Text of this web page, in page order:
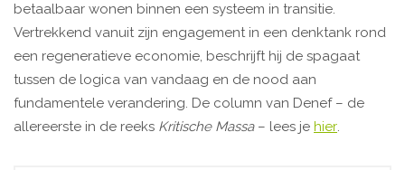
betaalbaar wonen binnen een systeem in transitie.
Vertrekkend vanuit zijn engagement in een denktank rond
een regeneratieve economie, beschrijft hij de spagaat
tussen de logica van vandaag en de nood aan
fundamentele verandering. De column van Denef – de
allereerste in de reeks Kritische Massa– lees je hier.